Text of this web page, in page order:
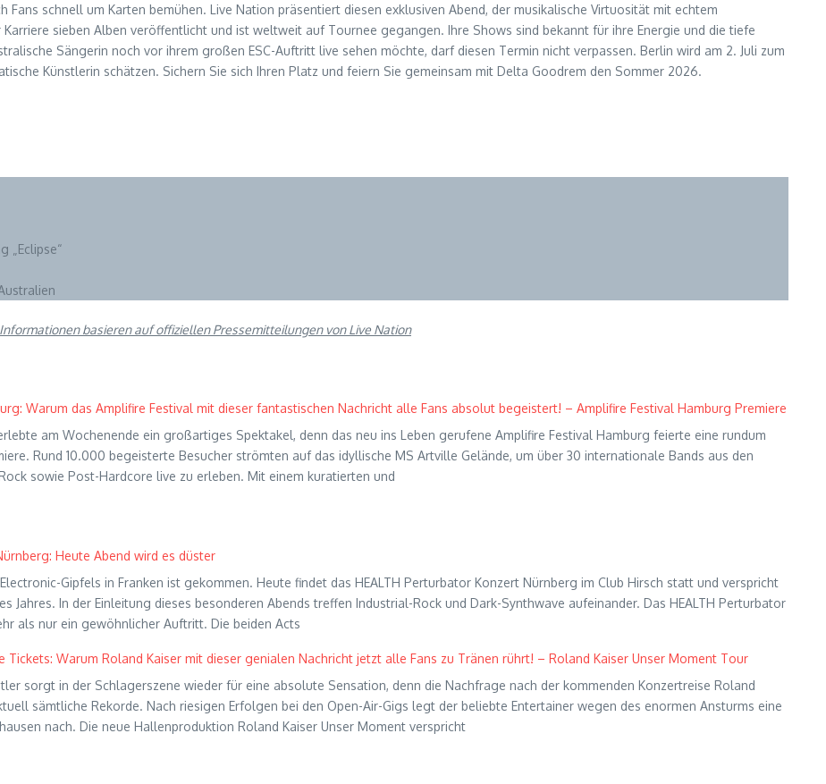
schnell um Karten bemühen. Live Nation präsentiert diesen exklusiven Abend, der musikalische Virtuosität mit echtem
sieben Alben veröffentlicht und ist weltweit auf Tournee gegangen. Ihre Shows sind bekannt für ihre Energie und die tiefe
Sängerin noch vor ihrem großen ESC-Auftritt live sehen möchte, darf diesen Termin nicht verpassen. Berlin wird am 2. Juli zum
Künstlerin schätzen. Sichern Sie sich Ihren Platz und feiern Sie gemeinsam mit Delta Goodrem den Sommer 2026.
„Eclipse“
basieren auf offiziellen Pressemitteilungen von Live Nation
Warum das Amplifire Festival mit dieser fantastischen Nachricht alle Fans absolut begeistert! – Amplifire Festival Hamburg Premiere
am Wochenende ein großartiges Spektakel, denn das neu ins Leben gerufene Amplifire Festival Hamburg feierte eine rundum
Rund 10.000 begeisterte Besucher strömten auf das idyllische MS Artville Gelände, um über 30 internationale Bands aus den
sowie Post-Hardcore live zu erleben. Mit einem kuratierten und
Heute Abend wird es düster
Gipfels in Franken ist gekommen. Heute findet das HEALTH Perturbator Konzert Nürnberg im Club Hirsch statt und verspricht
Jahres. In der Einleitung dieses besonderen Abends treffen Industrial-Rock und Dark-Synthwave aufeinander. Das HEALTH Perturbator
als nur ein gewöhnlicher Auftritt. Die beiden Acts
Tickets: Warum Roland Kaiser mit dieser genialen Nachricht jetzt alle Fans zu Tränen rührt! – Roland Kaiser Unser Moment Tour
sorgt in der Schlagerszene wieder für eine absolute Sensation, denn die Nachfrage nach der kommenden Konzertreise Roland
sämtliche Rekorde. Nach riesigen Erfolgen bei den Open-Air-Gigs legt der beliebte Entertainer wegen des enormen Ansturms eine
nach. Die neue Hallenproduktion Roland Kaiser Unser Moment verspricht